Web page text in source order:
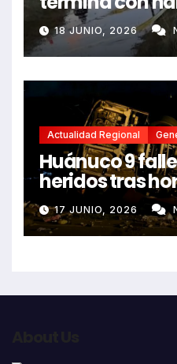
sin vida en
18 JUNIO, 2026
Actualidad Regional
Huánuco 9
heridos tras
despiste de
que impactó
17 JUNIO, 2026